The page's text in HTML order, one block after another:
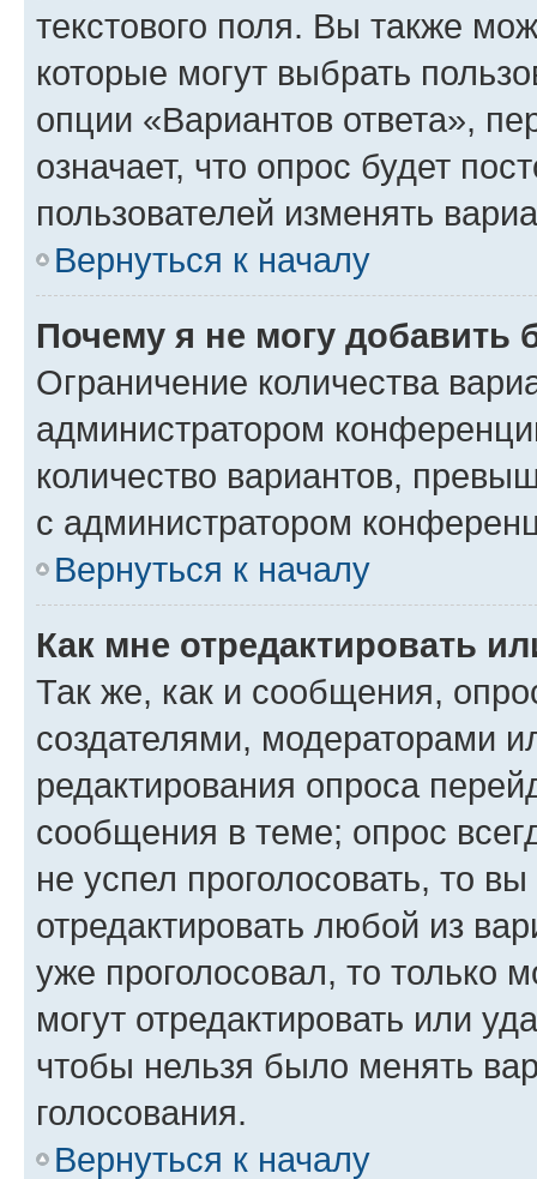
текстового поля. Вы также
которые могут выбрать
опции «Вариантов ответа»,
означает, что опрос будет
пользователей изменять
Вернуться к началу
Почему я не могу добавить
Ограничение количества
администратором
количество вариантов,
с администратором
Вернуться к началу
Как мне отредактировать
Так же, как и сообщения,
создателями, модераторами
редактирования опроса
сообщения в теме; опрос
не успел проголосовать, то
отредактировать любой из
уже проголосовал, то только
могут отредактировать или
чтобы нельзя было менять
голосования.
Вернуться к началу